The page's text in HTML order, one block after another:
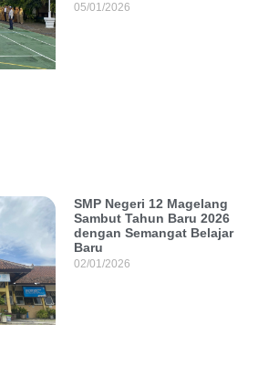
05/01/2026
SMP Negeri 12 Magelang
Sambut Tahun Baru 2026
dengan Semangat Belajar
Baru
02/01/2026